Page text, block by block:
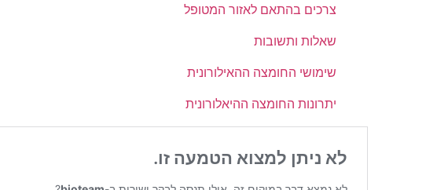
צרכים בהתאם לאזור המטופל
שאלות ותשובות
שימושי החומצה ההאילורונית
יתרונות החומצה ההיאלורונית